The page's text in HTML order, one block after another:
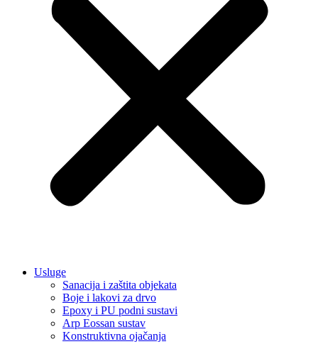
Usluge
Sanacija i zaštita objekata
Boje i lakovi za drvo
Epoxy i PU podni sustavi
Arp Eossan sustav
Konstruktivna ojačanja